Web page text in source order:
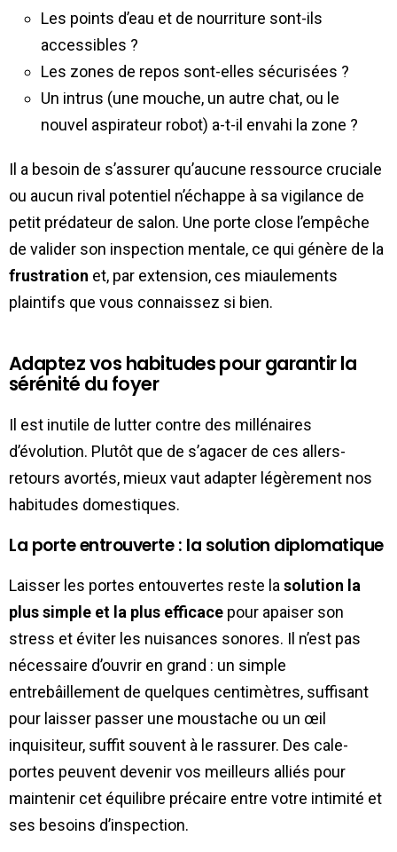
Les points d’eau et de nourriture sont-ils
accessibles ?
Les zones de repos sont-elles sécurisées ?
Un intrus (une mouche, un autre chat, ou le
nouvel aspirateur robot) a-t-il envahi la zone ?
Il a besoin de s’assurer qu’aucune ressource cruciale
ou aucun rival potentiel n’échappe à sa vigilance de
petit prédateur de salon. Une porte close l’empêche
de valider son inspection mentale, ce qui génère de la
frustration et, par extension, ces miaulements
plaintifs que vous connaissez si bien.
Adaptez vos habitudes pour garantir la
sérénité du foyer
Il est inutile de lutter contre des millénaires
d’évolution. Plutôt que de s’agacer de ces allers-
retours avortés, mieux vaut adapter légèrement nos
habitudes domestiques.
La porte entrouverte : la solution diplomatique
Laisser les portes entouvertes reste la solution la
plus simple et la plus efficace pour apaiser son
stress et éviter les nuisances sonores. Il n’est pas
nécessaire d’ouvrir en grand : un simple
entrebâillement de quelques centimètres, suffisant
pour laisser passer une moustache ou un œil
inquisiteur, suffit souvent à le rassurer. Des cale-
portes peuvent devenir vos meilleurs alliés pour
maintenir cet équilibre précaire entre votre intimité et
ses besoins d’inspection.